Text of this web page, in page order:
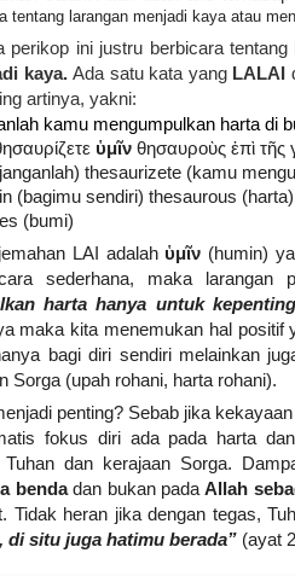
tentang larangan menjadi kaya atau
perikop ini justru berbicara tentang
kaya.Ada satu kata yang LALAI
artinya, yakni:
kamu mengumpulkan harta di
ὑμῖν θησαυροὺς ἐπὶ τῆς
thesaurizete (kamu
(bagimu sendiri) thesaurous
(bumi)
LAI adalah ὑμῖν (humin)
sederhana, maka larangan
harta hanya untuk
maka kita menemukan hal positif
bagi diri sendiri melainkan
Sorga (upah rohani, harta rohani).
penting? Sebab jika
fokus diri ada pada harta
dan kerajaan Sorga.
bendadan bukan padaAllah
Tidak heran jika dengan tegas,
di situ juga hatimu berada” (ayat